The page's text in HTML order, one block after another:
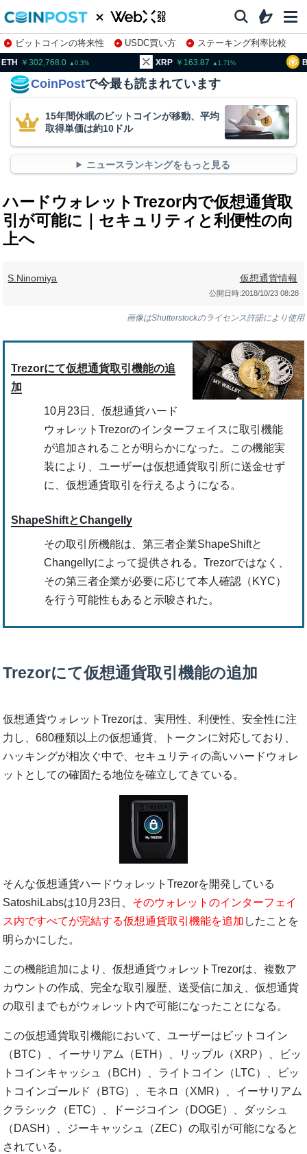
ビットコインの将来性 USDC買い方
ステーキング利率比較
株特集・関連銘柄
0.3 163.87 1.71 BNB
CoinPostで今最も読まれています
15年間休眠のビットコインが移動、平均
取得単価は約10ドル
ニュースランキングをもっと見る
ハードウォレットTrezor内で仮想通貨取
引が可能に｜セキュリティと利便性の向
上へ
S.Ninomiya 仮想通貨情報
公開日時:2018/10/23 08:28
画像はShutterstockのライセンス許諾により使用
Trezorにて仮想通貨取引機能の追
加
10月23日、仮想通貨ハード
ウォレットTrezorのインターフェイスに取引機能
が追加されることが明らかになった。この機能実
装により、ユーザーは仮想通貨取引所に送金せず
に、仮想通貨取引を行えるようになる。
ShapeShiftとChangelly
その取引所機能は、第三者企業ShapeShiftと
Changellyによって提供される。Trezorではなく、
その第三者企業が必要に応じて本人確認（KYC）
を行う可能性もあると示唆された。
Trezorにて仮想通貨取引機能の追加
仮想通貨ウォレットTrezorは、実用性、利便性、安全性に注
力し、680種類以上の仮想通貨、トークンに対応しており、
ハッキングが相次ぐ中で、セキュリティの高いハードウォレ
ットとしての確固たる地位を確立してきている。
そんな仮想通貨ハードウォレットTrezorを開発している
SatoshiLabsは10月23日、 そのウォレットのインターフェイ
ス内ですべてが完結する仮想通貨取引機能を追加 したことを
明らかにした。
この機能追加により、仮想通貨ウォレットTrezorは、複数ア
カウントの作成、完全な取引履歴、送受信に加え、仮想通貨
の取引までもがウォレット内で可能になったことになる。
この仮想通貨取引機能において、ユーザーはビットコイン
（BTC）、イーサリアム（ETH）、リップル（XRP）、ビッ
トコインキャッシュ（BCH）、ライトコイン（LTC）、ビッ
トコインゴールド（BTG）、モネロ（XMR）、イーサリアム
クラシック（ETC）、ドージコイン（DOGE）、ダッシュ
（DASH）、ジーキャッシュ（ZEC）の取引が可能になると
されている。